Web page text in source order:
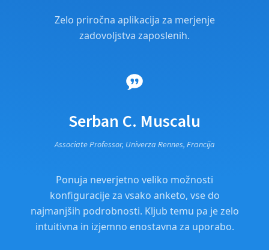
Zelo priročna aplikacija za merjenje
zadovoljstva zaposlenih.
Serban C. Muscalu
Associate Professor, Univerza Rennes, Francija
Ponuja neverjetno veliko možnosti
konfiguracije za vsako anketo, vse do
najmanjših podrobnosti. Kljub temu pa je zelo
intuitivna in izjemno enostavna za uporabo.